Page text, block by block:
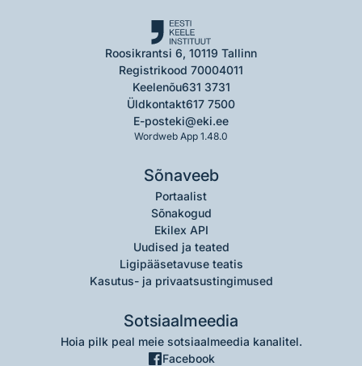
Roosikrantsi 6, 10119 Tallinn
Registrikood 70004011
Keelenõu631 3731
Üldkontakt617 7500
E-posteki@eki.ee
Wordweb App 1.48.0
Sõnaveeb
Portaalist
Sõnakogud
Ekilex API
Uudised ja teated
Ligipääsetavuse teatis
Kasutus- ja privaatsustingimused
Sotsiaalmeedia
Hoia pilk peal meie sotsiaalmeedia kanalitel.
Facebook